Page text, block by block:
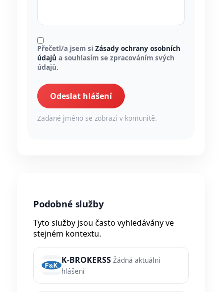
Přečetl/a jsem si Zásady ochrany osobních
údajů a souhlasím se zpracováním svých
údajů.
Odeslat hlášení
Zadané jméno se zobrazí v komunitě.
Podobné služby
Tyto služby jsou často vyhledávány ve
stejném kontextu.
K-BROKERSS Žádná aktuální
hlášení